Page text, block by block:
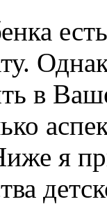
в
я